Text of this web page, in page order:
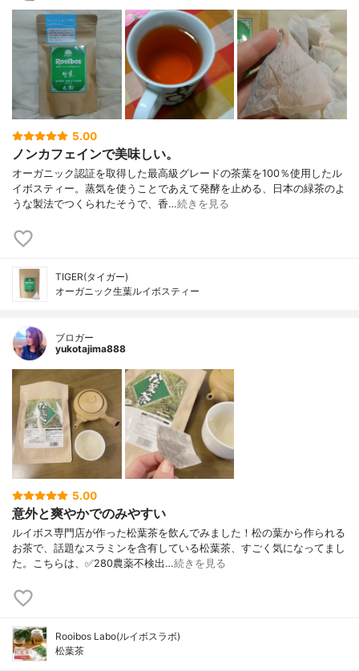
5.00
ノンカフェインで美味しい。
オーガニック認証を取得した最高級グレードの茶葉を100％使用したル
イボスティー。蒸気を使うことであえて発酵を止める、日本の緑茶のよ
うな製法でつくられたそうで、香…続きを見る
TIGER(タイガー)
オーガニック生葉ルイボスティー
ブロガー
yukotajima888
5.00
意外と爽やかでのみやすい
ルイボス専門店が作った松葉茶を飲んでみました！松の葉から作られる
お茶で、話題なスラミンを含有している松葉茶、すごく気になってまし
た。こちらは、✅280農薬不検出…続きを見る
Rooibos Labo(ルイボスラボ)
松葉茶